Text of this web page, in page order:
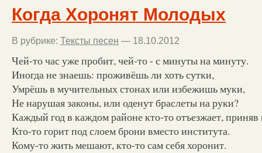
Когда Хоронят Молодых
В рубрике: Тексты песен — 18.10.2012
Чей-то час уже пробит, чей-то - с минуты на минуту.
Иногда не знаешь: проживёшь ли хоть сутки,
Умрёшь в мучительных стонах или избежишь муки,
Не нарушая законы, или оденут браслеты на руки?
Каждый год в каждом районе кто-то отъезжает, приняв
Кто-то горит под слоем брони вместо института.
Кому-то жить мешают, кто-то сам себя хоронит.